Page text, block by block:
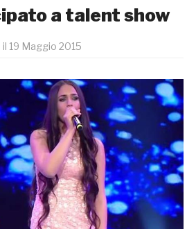
a talent show
il 19 Maggio 2015